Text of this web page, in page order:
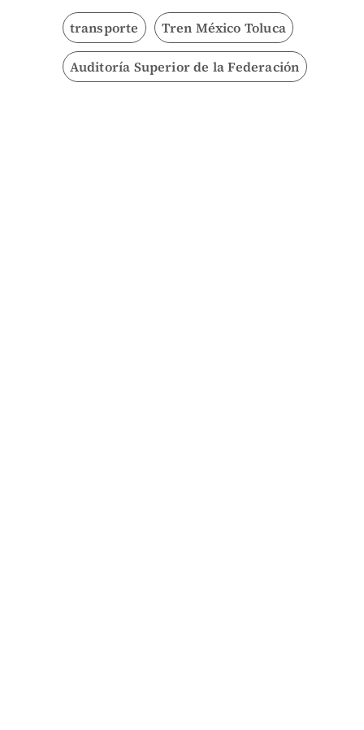
transporte Tren México Toluca
Auditoría Superior de la Federación